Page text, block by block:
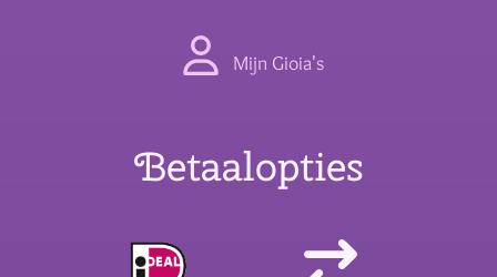
Mijn Gioia's
Betaalopties